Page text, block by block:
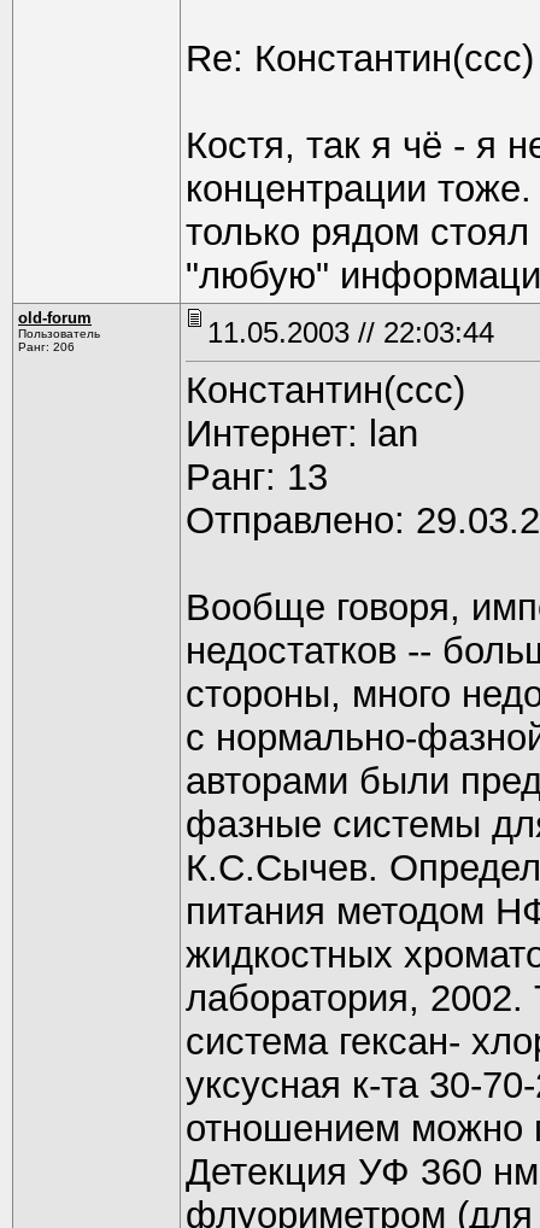
Re: Константин(ссс)
Костя, так я чё - я
концентрации
только рядом
"любую"
old-forum
Пользователь
Ранг: 206
11.05.2003 // 22:03:44
Константин(ссс)
Интернет: lan
Pанг: 13
Отправлено:
Вообще говоря,
недостатков --
стороны, много
с нормально-
авторами были
фазные системы
К.С.Сычев.
питания методом
жидкостных
лаборатория,
система гексан-
уксусная к-та 30-
отношением можно
Детекция УФ 360
флуориметром